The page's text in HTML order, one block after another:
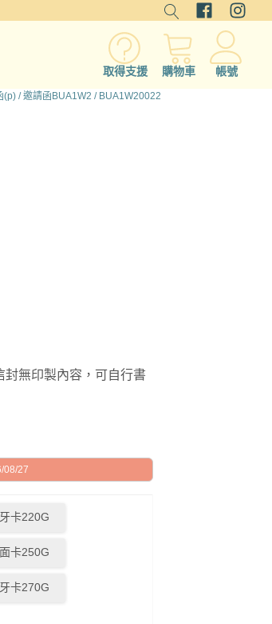
取得支援 購物車 帳號
(p) /邀請函BUA1W2 / BUA1W20022
無印製內容，可自行書
08/27
卡220G
卡250G
卡270G